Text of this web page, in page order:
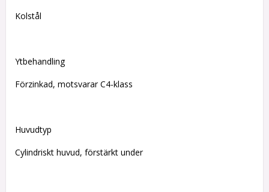
Kolstål
Ytbehandling
Förzinkad, motsvarar C4-klass
Huvudtyp
Cylindriskt huvud, förstärkt under